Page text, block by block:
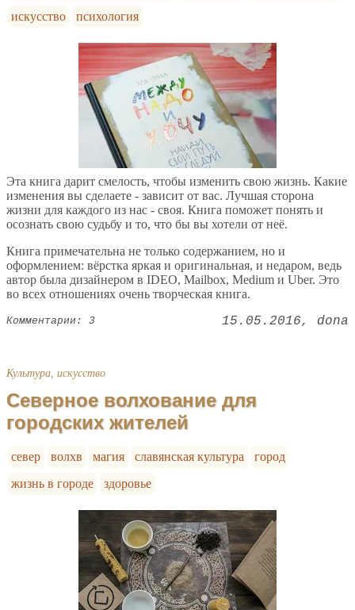
искусство
психология
Эта книга дарит смелость, чтобы изменить свою жизнь. Какие
изменения вы сделаете - зависит от вас. Лучшая сторона
жизни для каждого из нас - своя. Книга поможет понять и
осознать свою судьбу и то, что бы вы хотели от неё.
Книга примечательна не только содержанием, но и
оформлением: вёрстка яркая и оригинальная, и недаром, ведь
автор была дизайнером в IDEO, Mailbox, Medium и Uber. Это
во всех отношениях очень творческая книга.
Комментарии: 3 15.05.2016 dona
Культура, искусство
Северное волхование для
городских жителей
север волхв магия славянская культура
город
жизнь в городе
здоровье